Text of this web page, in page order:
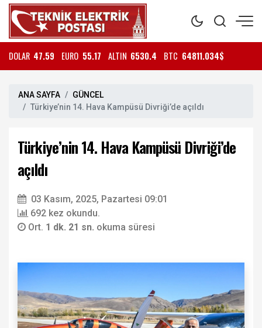
DOLAR 47.59 EURO 55.17 ALTIN 6530.4 BTC 64811.034$
ANA SAYFA
GÜNCEL
Türkiye’nin 14. Hava Kampüsü Divriği’de açıldı
Türkiye’nin 14. Hava Kampüsü Divriği’de
açıldı
03 Kasım, 2025, Pazartesi 09:01
692 kez okundu.
Ort. 1 dk. 21 sn. okuma süresi